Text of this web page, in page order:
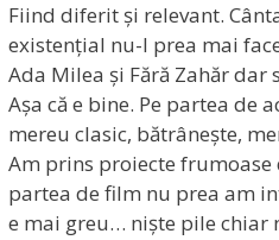
Fiind diferit și relevant.
existențial nu-l prea mai
Ada Milea și Fără Zahăr
Așa că e bine. Pe partea de
mereu clasic, bătrânește,
Am prins proiecte
partea de film nu prea am
e mai greu… niște pile chiar